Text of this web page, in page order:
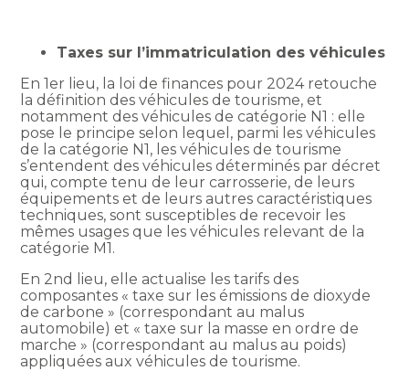
Taxes sur l’immatriculation des véhicules
En 1er lieu, la loi de finances pour 2024 retouche
la définition des véhicules de tourisme, et
notamment des véhicules de catégorie N1 : elle
pose le principe selon lequel, parmi les véhicules
de la catégorie N1, les véhicules de tourisme
s’entendent des véhicules déterminés par décret
qui, compte tenu de leur carrosserie, de leurs
équipements et de leurs autres caractéristiques
techniques, sont susceptibles de recevoir les
mêmes usages que les véhicules relevant de la
catégorie M1.
En 2nd lieu, elle actualise les tarifs des
composantes « taxe sur les émissions de dioxyde
de carbone » (correspondant au malus
automobile) et « taxe sur la masse en ordre de
marche » (correspondant au malus au poids)
appliquées aux véhicules de tourisme.